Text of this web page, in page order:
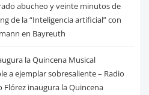
abucheo y veinte minutos de
de la “Inteligencia artificial” con
en Bayreuth
la Quincena Musical
a ejemplar sobresaliente – Radio
Flórez inaugura la Quincena